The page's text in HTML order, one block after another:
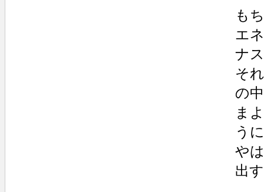
も
エ
ナ
そ
の
ま
う
や
出